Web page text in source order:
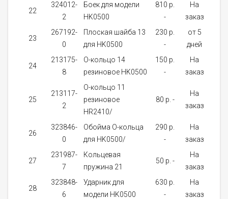
22
324012-
2
Боек для модели
HK0500
810 p.
-
На
заказ
23
267192-
0
Плоская шайба 13
для HK0500
230 p.
-
от 5
дней
24
213175-
8
О-кольцо 14
резиновое HK0500
150 p.
-
На
заказ
25
213117-
2
О-кольцо 11
резиновое
HR2410/
80 p. -
На
заказ
26
323846-
0
Обойма О-кольца
для HK0500/
290 p.
-
На
заказ
27
231987-
7
Кольцевая
пружина 21
50 p. -
На
заказ
28
323848-
6
Ударник для
модели HK0500
630 p.
-
На
заказ